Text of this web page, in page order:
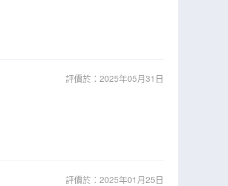
評價於：2025年05月31日
評價於：2025年01月25日